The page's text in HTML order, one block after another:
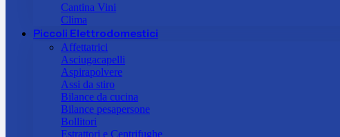
Cantina Vini
Clima
Piccoli Elettrodomestici
Affettatrici
Asciugacapelli
Aspirapolvere
Assi da stiro
Bilance da cucina
Bilance pesapersone
Bollitori
Estrattori e Centrifughe